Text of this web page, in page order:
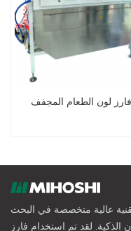
فارز لون الطعام المجفف
عالية متخصصة في البحث
الذكية. لقد تم استخدام فارز